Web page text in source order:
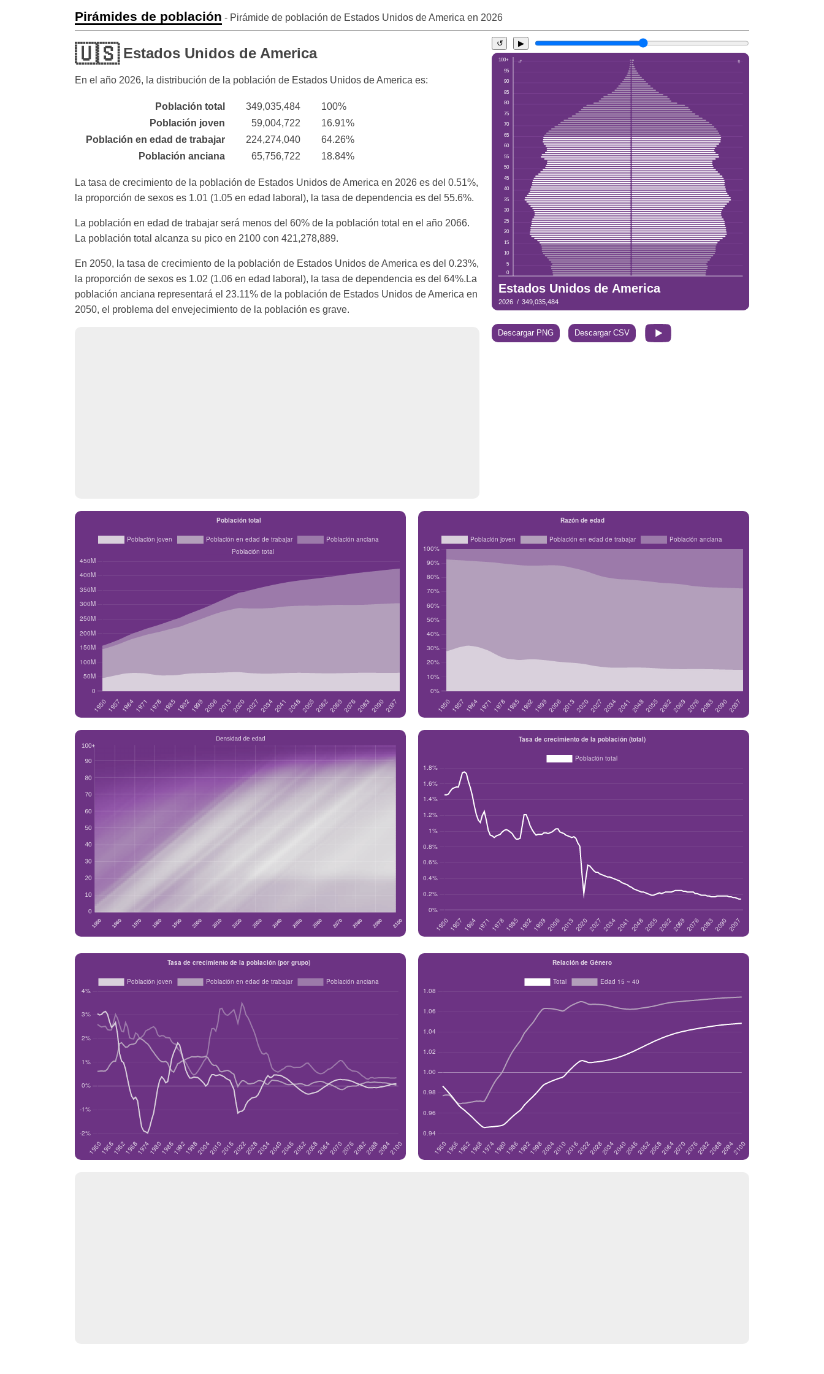
Pirámides de población - Pirámide de población de Estados Unidos de America en 2026
🇺🇸Estados Unidos de America
En el año 2026, la distribución de la población de Estados Unidos de America es:
Población total 349,035,484
100%
Población joven
59,004,722
16.91%
Población en edad de trabajar
224,274,040
64.26%
Población anciana
65,756,722 18.84%
La tasa de crecimiento de la población de Estados Unidos de America en 2026 es del 0.51%,
la proporción de sexos es 1.01 (1.05 en edad laboral), la tasa de dependencia es del 55.6%.
La población en edad de trabajar será menos del 60% de la población total en el año 2066.
La población total alcanza su pico en 2100 con 421,278,889.
En 2050, la tasa de crecimiento de la población de Estados Unidos de America es del 0.23%,
la proporción de sexos es 1.02 (1.06 en edad laboral), la tasa de dependencia es del 64%.La
población anciana representará el 23.11% de la población de Estados Unidos de America en
2050, el problema del envejecimiento de la población es grave.
↺ ▶
Descargar PNG Descargar CSV